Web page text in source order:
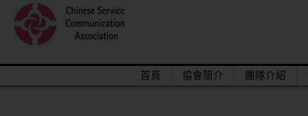
首頁 協會簡介 團隊介紹